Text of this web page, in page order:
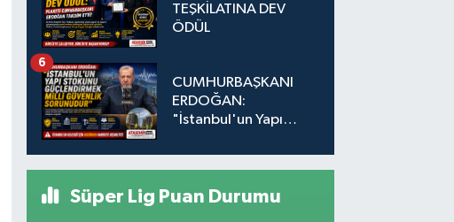
TEŞKİLATINA DEV
ÖDÜL
CUMHURBAŞKANI
ERDOĞAN:
"İstanbul'un Yapı
Güçlendirmek Milli
6
Süper Lig Puan Durumu